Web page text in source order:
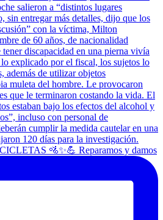
🚵✨💪 Reparamos y damos